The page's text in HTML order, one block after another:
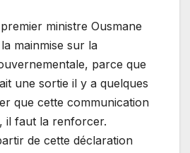
ministre Ousmane
mainmise sur la
parce que
une sortie il y a quelques
que cette communication
il faut la renforcer.
de cette déclaration